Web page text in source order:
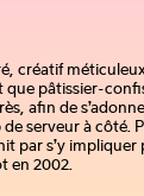
créatif
pâtissier-
afin de
serveur à côté.
par s’y
en 2002.